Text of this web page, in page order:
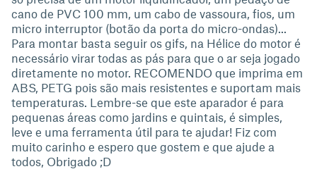
cano de PVC 100 mm, um cabo de vassoura, fios, um
micro interruptor (botão da porta do micro-ondas)...
Para montar basta seguir os gifs, na Hélice do motor é
necessário virar todas as pás para que o ar seja jogado
diretamente no motor. RECOMENDO que imprima em
ABS, PETG pois são mais resistentes e suportam mais
temperaturas. Lembre-se que este aparador é para
pequenas áreas como jardins e quintais, é simples,
leve e uma ferramenta útil para te ajudar! Fiz com
muito carinho e espero que gostem e que ajude a
todos, Obrigado ;D